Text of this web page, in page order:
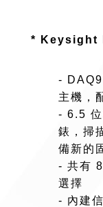
* Keysight
-
主機，
- 6.5 位
錶，掃
備新的
- 共有
選擇
- 內建